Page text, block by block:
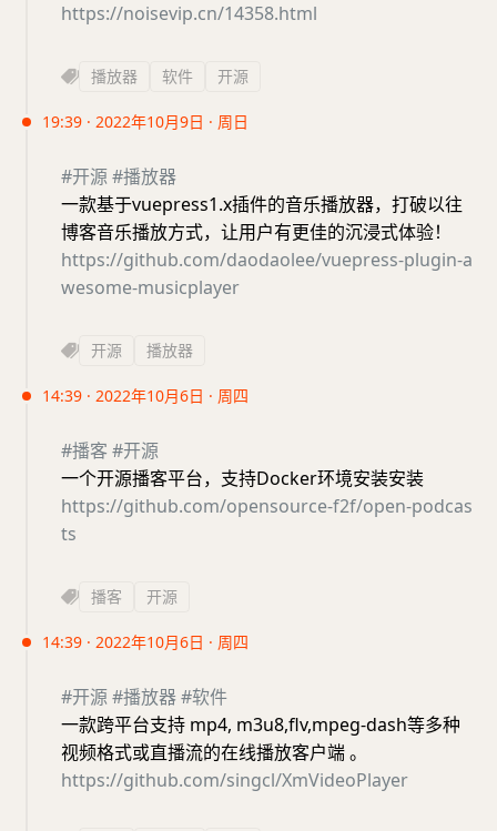
https://noisevip.cn/14358.html
播放器 软件 开源
19:39 · 2022年10月9日 · 周日
#开源#播放器
一款基于vuepress1.x插件的音乐播放器，打破以往
博客音乐播放方式，让用户有更佳的沉浸式体验！
https://github.com/daodaolee/vuepress-plugin-a
wesome-musicplayer
开源 播放器
14:39 · 2022年10月6日 · 周四
#播客 #开源
一个开源播客平台，支持Docker环境安装安装
https://github.com/opensource-f2f/open-podcas
ts
播客 开源
14:39 · 2022年10月6日 · 周四
#开源#播放器#软件
一款跨平台支持 mp4, m3u8,flv,mpeg-dash等多种
视频格式或直播流的在线播放客户端 。
https://github.com/singcl/XmVideoPlayer